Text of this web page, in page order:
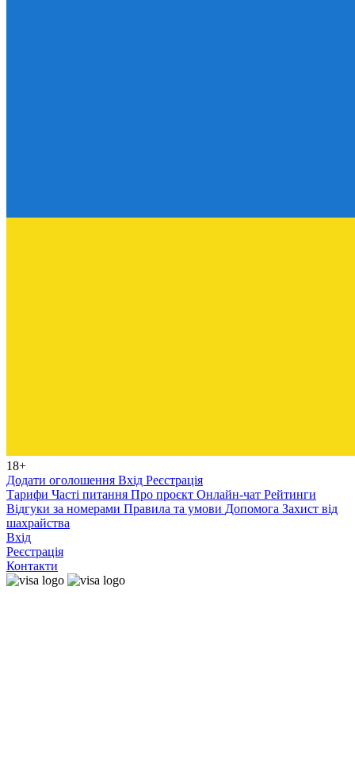
18+
Додати оголошення Вхід Реєстрація
Тарифи Часті питання Про проєкт Онлайн-чат Рейтинги
Відгуки за номерами Правила та умови Допомога Захист від
шахрайства
Вхід
Реєстрація
Контакти